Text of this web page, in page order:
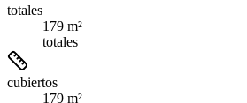
totales
179 m²
totales
cubiertos
179 m²